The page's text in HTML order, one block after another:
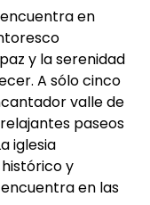
en
y la serenidad
A sólo cinco
valle de
paseos
iglesia
y
en las